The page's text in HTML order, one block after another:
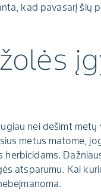
kad pavasarį šių
nei dešimt
metus matome,
atsparumu. Kai